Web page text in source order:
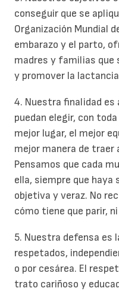
conseguir que se
Organización Mundial
embarazo y el parto,
madres y familias
y promover la
4. Nuestra finalidad es
puedan elegir, con
mejor lugar, el mejor
mejor manera de traer
Pensamos que cada
ella, siempre que haya
objetiva y veraz. No
cómo tiene que parir,
5. Nuestra defensa es
respetados,
o por cesárea. El
trato cariñoso y